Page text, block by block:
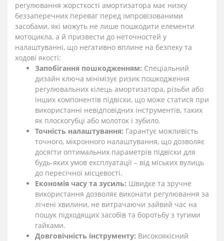
регулювання жорсткості амортизатора має низку
беззаперечних переваг перед імпровізованими
засобами, які можуть не лише пошкодити елементи
мотоцикла, а й призвести до неточностей у
налаштуванні, що негативно вплине на безпеку та
ходові якості:
Запобігання пошкодженням: Спеціальний
дизайн ключа мінімізує ризик пошкодження
регулювальних кілець амортизатора, різьби або
інших компонентів підвіски, що може статися при
використанні невідповідних інструментів, таких
як плоскогубці або молоток і зубило.
Точність налаштування: Гарантує можливість
точного, мікронного налаштування, що дозволяє
досягти оптимальних параметрів підвіски для
будь-яких умов експлуатації – від міських вулиць
до пересічної місцевості.
Економія часу та зусиль: Швидке та зручне
використання дозволяє виконати регулювання за
лічені хвилини, не витрачаючи зайвий час на
пошук підходящих засобів та боротьбу з тугими
гайками.
Довговічність інструменту: Високоякісний